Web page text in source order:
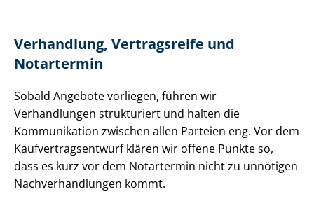
Verhandlung, Vertragsreife und
Notartermin
Sobald Angebote vorliegen, führen wir
Verhandlungen strukturiert und halten die
Kommunikation zwischen allen Parteien eng. Vor dem
Kauf­ver­trags­ent­wurf klären wir offene Punkte so,
dass es kurz vor dem Notartermin nicht zu unnötigen
Nach­ver­hand­lun­gen kommt.